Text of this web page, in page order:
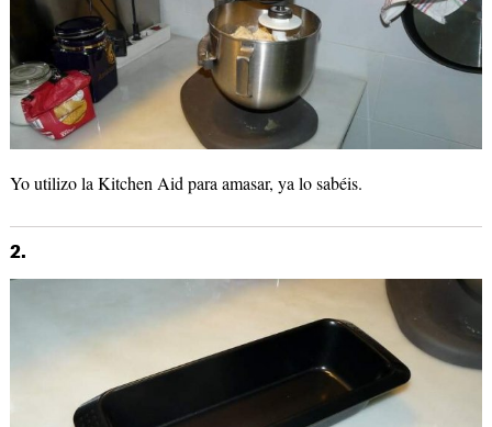
Yo utilizo la Kitchen Aid para amasar, ya lo sabéis.
2.